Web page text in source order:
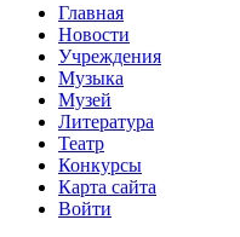
Главная
Новости
Учреждения
Музыка
Музей
Литература
Театр
Конкурсы
Карта сайта
Войти